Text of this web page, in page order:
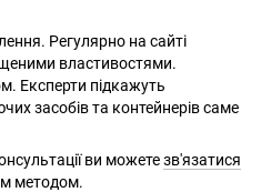
Регулярно на сайті
властивостями.
Експерти підкажуть
засобів та контейнерів саме
ви можетезв'язатися
методом.